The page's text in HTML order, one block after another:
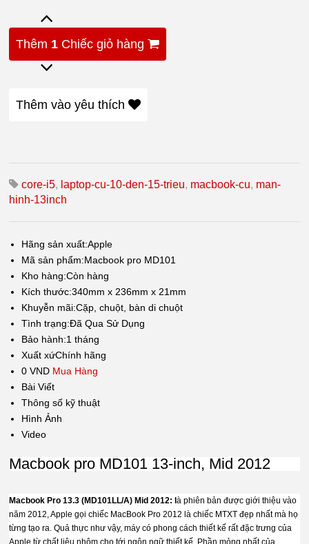
Thêm 1 Chiếc giỏ hàng
Thêm vào yêu thích
core-i5, laptop-cu-10-den-15-trieu, macbook-cu, man-
hinh-13inch
Hãng sản xuất:Apple
Mã sản phẩm:Macbook pro MD101
Kho hàng:Còn hàng
Kích thước:340mm x 236mm x 21mm
Khuyễn mãi:Cặp, chuột, bàn di chuột
Tình trạng:Đã Qua Sử Dụng
Bảo hành:1 tháng
Xuất xứChính hãng
0 VND Mua Hàng
Bài Viết
Thông số kỹ thuật
Hình Ảnh
Video
Macbook pro MD101 13-inch, Mid 2012
Macbook Pro 13.3 (MD101LL/A) Mid 2012: là phiên bản được giới thiệu vào
năm 2012, Apple gọi chiếc MacBook Pro 2012 là chiếc MTXT đẹp nhất mà họ
từng tạo ra. Quả thực như vậy, máy có phong cách thiết kế rất đặc trưng của
Apple từ chất liệu nhôm cho tới ngôn ngữ thiết kế. Phần mỏng nhất của